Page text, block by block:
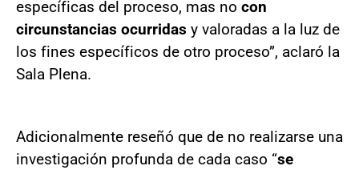
específicas del proceso, mas no con
circunstancias ocurridas y valoradas a la luz de
los fines específicos de otro proceso”, aclaró la
Sala Plena.
Adicionalmente reseñó que de no realizarse una
investigación profunda de cada caso “se